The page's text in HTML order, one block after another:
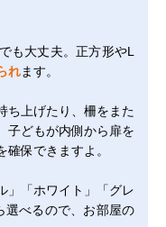
も大丈夫。正方形やL
れます。
ち上げたり、柵をまた
子どもが内側から扉を
保できますよ。
」「ホワイト」「グレ
選べるので、お部屋の